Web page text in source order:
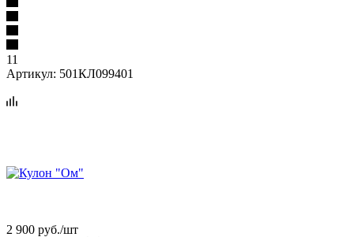
11
Артикул: 501КЛ099401
2 900 руб./шт